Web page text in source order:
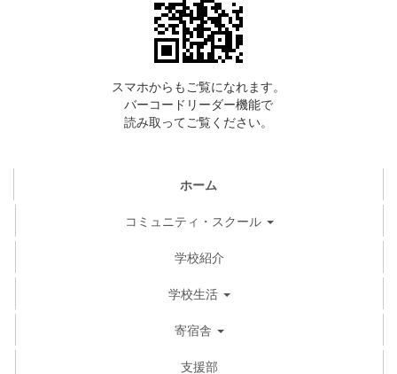
スマホからもご覧になれます。
バーコードリーダー機能で
読み取ってご覧ください。
ホーム
コミュニティ・スクール
学校紹介
学校生活
寄宿舎
支援部